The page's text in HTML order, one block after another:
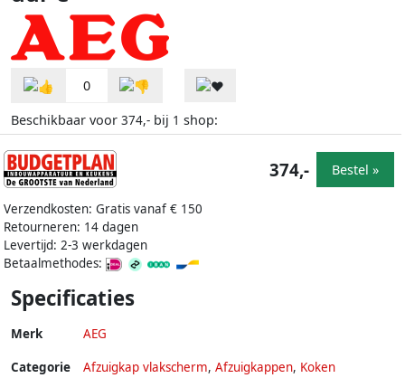
0
Beschikbaar voor 374,- bij 1 shop:
Verzendkosten: Gratis vanaf € 150
Retourneren: 14 dagen
Levertijd: 2-3 werkdagen
Betaalmethodes:
374,- Bestel »
Specificaties
Merk AEG
Categorie Afzuigkap vlakscherm, Afzuigkappen, Koken